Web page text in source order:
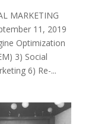
MARKETING
11, 2019
Optimization
3) Social
6) Re-...